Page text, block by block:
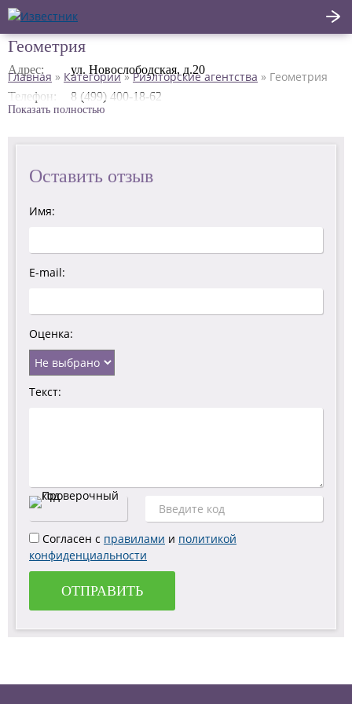
Адрес:
ул. Новослободская, д.20
Телефон:
8 (499) 400-18-62
Геометрия
Главная » Категории»Риэлторские агентства » Геометрия
Показать полностью
Оставить отзыв
Имя:
E-mail:
Оценка:
Текст:
Согласен с правилами и политикой
конфиденциальности
ОТПРАВИТЬ
отзыв
Главная